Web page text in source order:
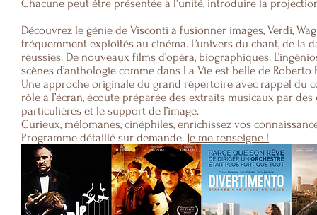
Chacune peut être présentée à l'unité, introduire la
Découvrez le génie de Visconti à fusionner images, Verdi,
fréquemment exploités au cinéma. L’univers du chant, de la
réussies. De nouveaux films d’opéra, biographiques.
scènes d’anthologie comme dans La Vie est belle de Roberto
Une approche originale du grand répertoire avec rappel du
rôle à l’écran, écoute préparée des extraits musicaux par
particulières et le support de l’image.
Curieux, mélomanes, cinéphiles, enrichissez vos
Programme détaillé sur demande. Je me renseigne !